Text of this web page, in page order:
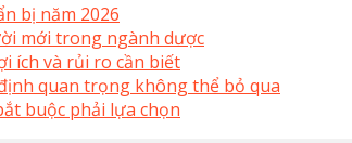
bị năm 2026
mới trong ngành dược
ích và rủi ro cần biết
quan trọng không thể bỏ qua
buộc phải lựa chọn